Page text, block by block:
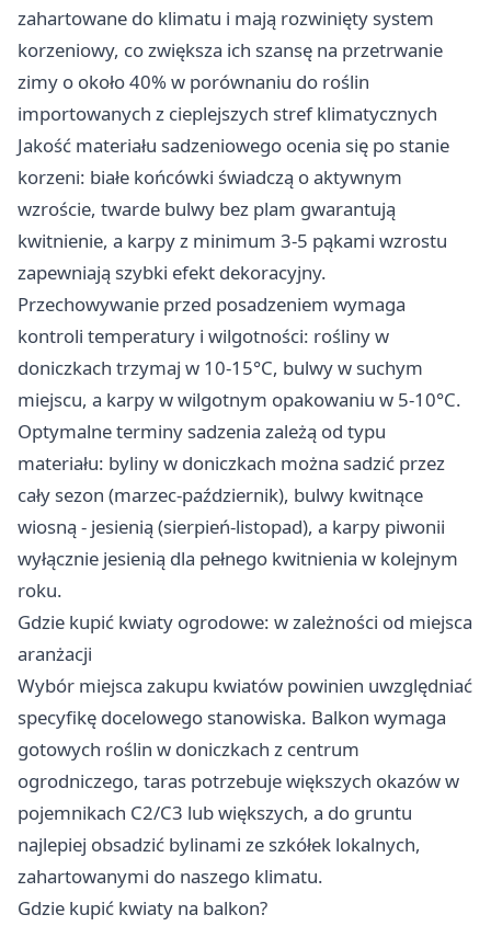
zahartowane do klimatu i mają rozwinięty system
korzeniowy, co zwiększa ich szansę na przetrwanie
zimy o około 40% w porównaniu do roślin
importowanych z cieplejszych stref klimatycznych
Jakość materiału sadzeniowego ocenia się po stanie
korzeni: białe końcówki świadczą o aktywnym
wzroście, twarde bulwy bez plam gwarantują
kwitnienie, a karpy z minimum 3-5 pąkami wzrostu
zapewniają szybki efekt dekoracyjny.
Przechowywanie przed posadzeniem wymaga
kontroli temperatury i wilgotności: rośliny w
doniczkach trzymaj w 10-15°C, bulwy w suchym
miejscu, a karpy w wilgotnym opakowaniu w 5-10°C.
Optymalne terminy sadzenia zależą od typu
materiału: byliny w doniczkach można sadzić przez
cały sezon (marzec-październik), bulwy kwitnące
wiosną - jesienią (sierpień-listopad), a karpy piwonii
wyłącznie jesienią dla pełnego kwitnienia w kolejnym
roku.
Gdzie kupić kwiaty ogrodowe: w zależności od miejsca
aranżacji
Wybór miejsca zakupu kwiatów powinien uwzględniać
specyfikę docelowego stanowiska. Balkon wymaga
gotowych roślin w doniczkach z centrum
ogrodniczego, taras potrzebuje większych okazów w
pojemnikach C2/C3 lub większych, a do gruntu
najlepiej obsadzić bylinami ze szkółek lokalnych,
zahartowanymi do naszego klimatu.
Gdzie kupić kwiaty na balkon?